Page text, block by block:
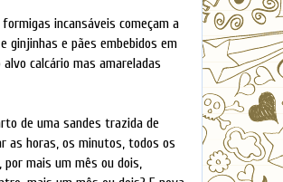
incansáveis começam a
ginjinhas e pães embebidos em
calcário mas amareladas
de uma sandes trazida de
as horas, os minutos, todos os
mais um mês ou dois,